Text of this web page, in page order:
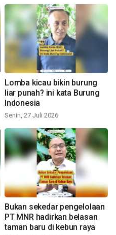
Lomba kicau bikin burung
liar punah? ini kata Burung
Indonesia
Senin, 27 Juli 2026
Bukan sekedar pengelolaan
PT MNR hadirkan belasan
taman baru di kebun raya